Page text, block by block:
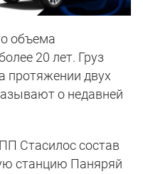
объема
20 лет. Груз
протяжении двух
о недавней
Стасилос состав
станцию Паняряй